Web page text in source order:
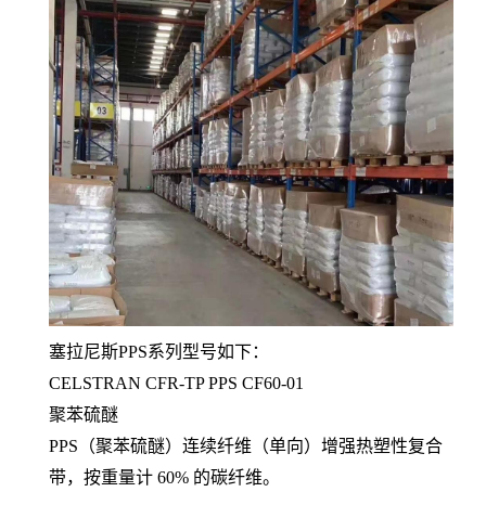
塞拉尼斯PPS系列型号如下：
CELSTRAN CFR-TP PPS CF60-01
聚苯硫醚
PPS（聚苯硫醚）连续纤维（单向）增强热塑性复合
带，按重量计 60% 的碳纤维。